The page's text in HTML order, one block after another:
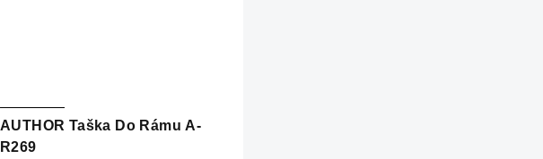
AUTHOR Taška Do Rámu A-
R269